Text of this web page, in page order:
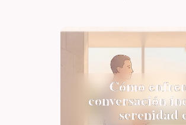
Cómo
conversación
serenidad